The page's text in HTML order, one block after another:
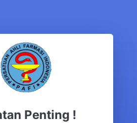
Penting !